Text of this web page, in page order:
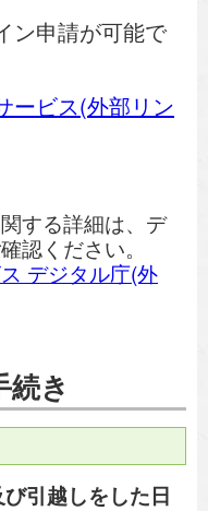
ン申請が可能で
ービス(外部リン
する詳細は、デ
認ください。
デジタル庁(外
続き
引越しをした日